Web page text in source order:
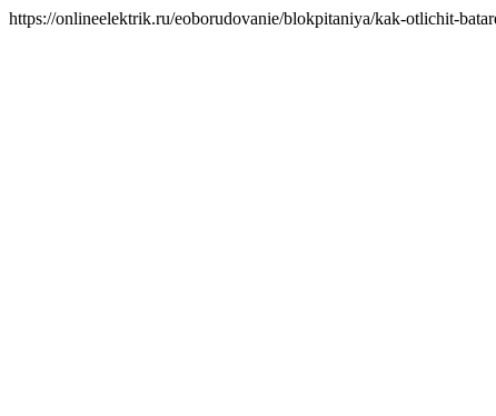
https://onlineelektrik.ru/eoborudovanie/blokpitaniya/kak-otlichit-